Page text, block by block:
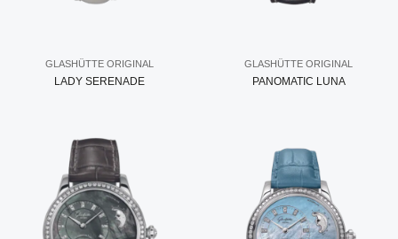
GLASHÜTTE ORIGINAL
LADY SERENADE
GLASHÜTTE ORIGINAL
PANOMATIC LUNA